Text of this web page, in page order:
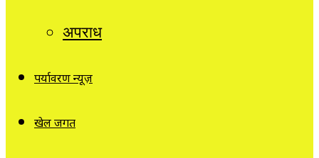
अपराध
पर्यावरण न्यूज़
खेल जगत